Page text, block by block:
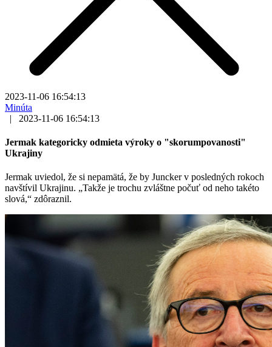
2023-11-06 16:54:13
Minúta
|
2023-11-06 16:54:13
Jermak kategoricky odmieta výroky o "skorumpovanosti"
Ukrajiny
Jermak uviedol, že si nepamätá, že by Juncker v posledných rokoch
navštívil Ukrajinu. „Takže je trochu zvláštne počuť od neho takéto
slová,“ zdôraznil.